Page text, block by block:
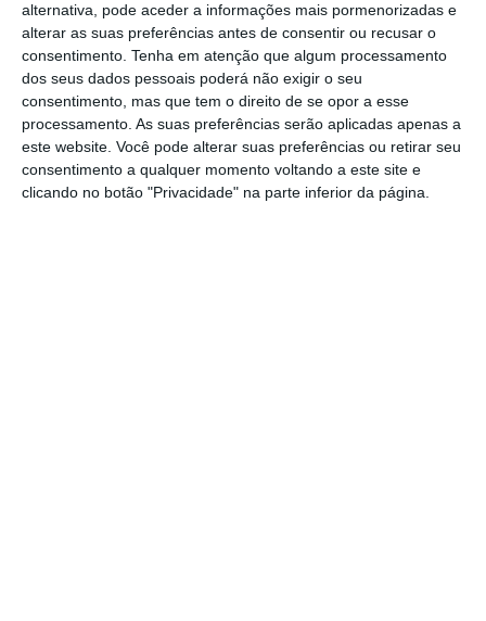
alternativa, pode aceder a informações mais pormenorizadas e
alterar as suas preferências antes de consentir ou recusar o
consentimento. Tenha em atenção que algum processamento
dos seus dados pessoais poderá não exigir o seu
consentimento, mas que tem o direito de se opor a esse
processamento. As suas preferências serão aplicadas apenas a
este website. Você pode alterar suas preferências ou retirar seu
consentimento a qualquer momento voltando a este site e
clicando no botão "Privacidade" na parte inferior da página.